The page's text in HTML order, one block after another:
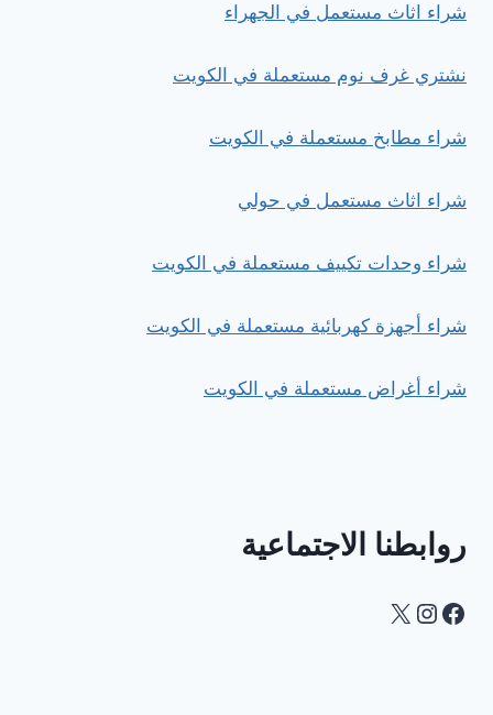
شراء اثاث مستعمل في الجهراء
نشتري غرف نوم مستعملة في الكويت
شراء مطابخ مستعملة في الكويت
شراء اثاث مستعمل في حولي
شراء وحدات تكييف مستعملة في الكويت
شراء أجهزة كهربائية مستعملة في الكويت
شراء أغراض مستعملة في الكويت
روابطنا الاجتماعية
Facebook
Instagram
X